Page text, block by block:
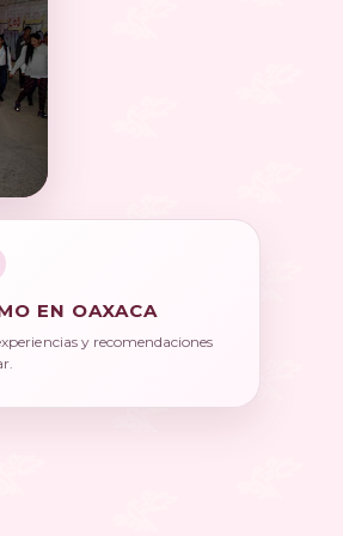
EN OAXACA
y recomendaciones